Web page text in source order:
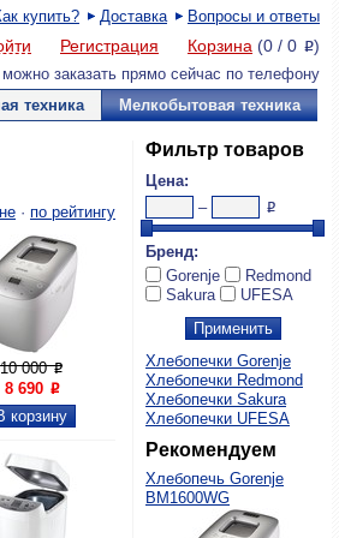
купить? Доставка Вопросы и ответы
Регистрация Корзина (0 / 0 P)
заказать прямо сейчас по телефону
техника Мелкобытовая техника
Фильтр товаров
Цена:
–
P
Бренд:
Gorenje
Redmond
Sakura
UFESA
Хлебопечки Gorenje
Хлебопечки Redmond
Хлебопечки Sakura
Хлебопечки UFESA
Рекомендуем
Хлебопечь Gorenje
BM1600WG
· по рейтингу
Увеличить
10 000P
8 690 P